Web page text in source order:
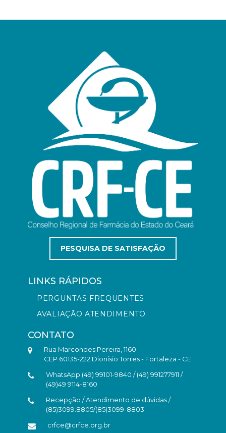
PESQUISA DE SATISFAÇÃO
LINKS RÁPIDOS
PERGUNTAS FREQUENTES
AVALIAÇÃO ATENDIMENTO
CONTATO
Rua Marcondes Pereira, 1160
CEP 60135-222 Dionísio Torres - Fortaleza - CE
WhatsApp (49) 99101-9840 / (49) 991277911 /
(49)49 9114-8160
Recepção / Atendimento de dúvidas /
(85)3099.8805/(85)3099-8803
crfce@crfce.org.br